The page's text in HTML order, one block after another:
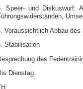
Speer- und Diskuswurf:
Voraussichtlich Abbau
Stabilisation
des
Dienstag.